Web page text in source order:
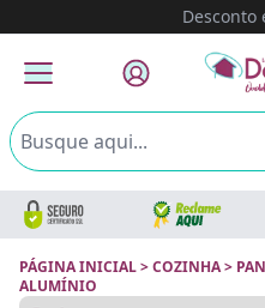
Desconto
PÁGINA INICIAL>COZINHA>
ALUMÍNIO